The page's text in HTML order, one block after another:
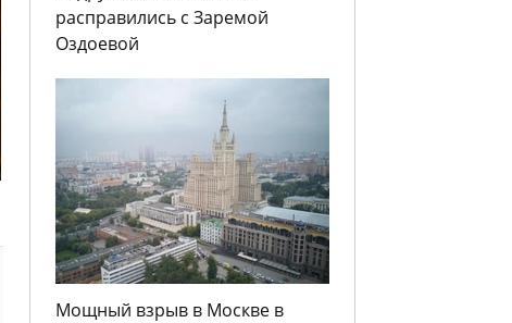
расправились с Заремой
Оздоевой
Мощный взрыв в Москве в